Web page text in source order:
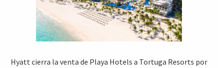
Hyatt cierra la venta de Playa Hotels a Tortuga Resorts por